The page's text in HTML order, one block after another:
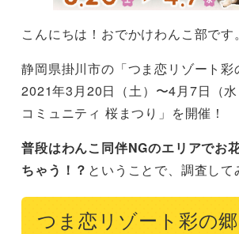
こんにちは！おでかけわんこ部です。
静岡県掛川市の「つま恋リゾート彩
2021年3月20日（土）〜4月7日（
コミュニティ 桜まつり」を開催！
普段はわんこ同伴NGのエリアでお
ちゃう！？ ということで、調査して
つま恋リゾート彩の